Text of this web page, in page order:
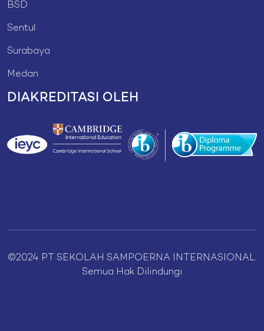
BSD
Sentul
Surabaya
Medan
DIAKREDITASI OLEH
©2024 PT SEKOLAH SAMPOERNA INTERNASIONAL.
Semua Hak Dilindungi